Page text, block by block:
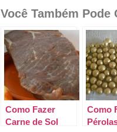
Você Também Pode
Como Fazer
Carne de Sol
Como